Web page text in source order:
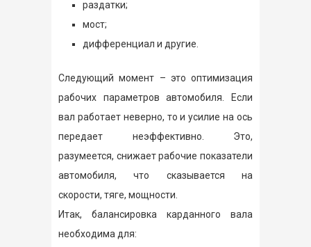
раздатки;
мост;
дифференциал и другие.
Следующий момент – это оптимизация
рабочих параметров автомобиля. Если
вал работает неверно, то и усилие на ось
передает неэффективно. Это,
разумеется, снижает рабочие показатели
автомобиля, что сказывается на
скорости, тяге, мощности.
Итак, балансировка карданного вала
необходима для: